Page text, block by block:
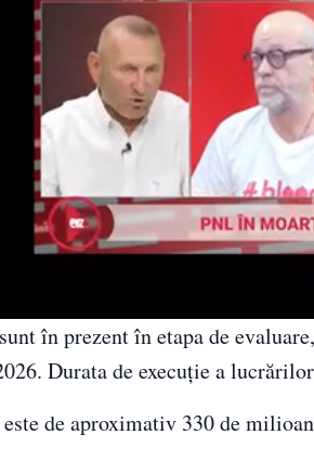
în prezent în etapa de
Durata de execuție a
de aproximativ 330 de